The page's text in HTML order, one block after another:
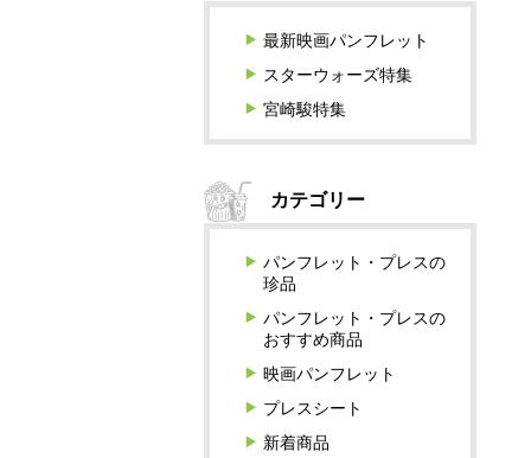
最新映画パンフレット
スターウォーズ特集
宮崎駿特集
カテゴリー
パンフレット・プレスの
珍品
パンフレット・プレスの
おすすめ商品
映画パンフレット
プレスシート
新着商品